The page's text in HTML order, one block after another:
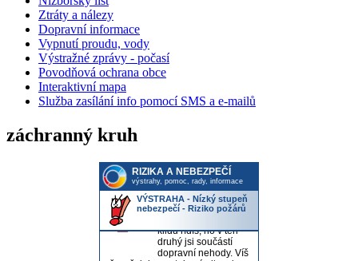
Ztráty a nálezy
Dopravní informace
Vypnutí proudu, vody
Výstražné zprávy - počasí
Povodňová ochrana obce
Interaktivní mapa
Služba zasílání info pomocí SMS a e-mailů
záchranný kruh